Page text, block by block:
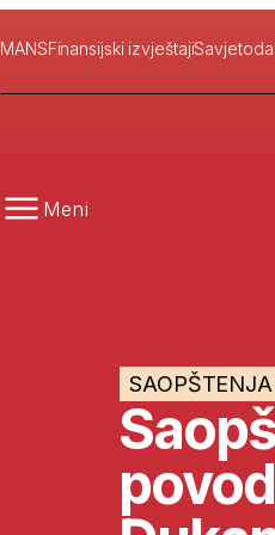
MANSFinansijski izvještaji
Meni